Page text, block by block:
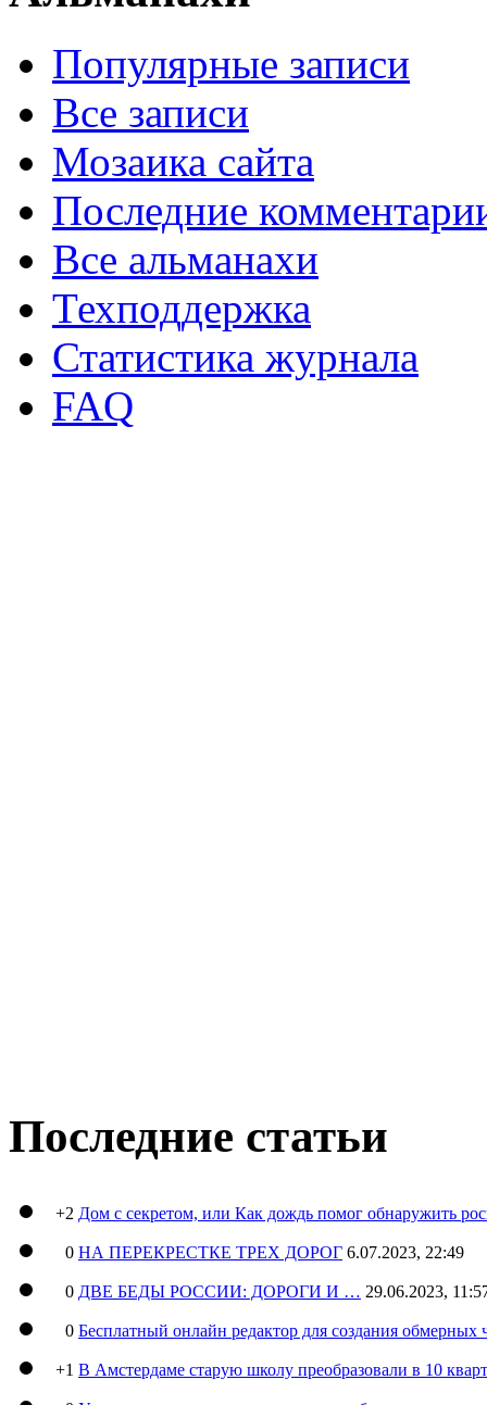
Популярные записи
Все записи
Мозаика сайта
Последние
Все альманахи
Техподдержка
Статистика журнала
FAQ
Последние статьи
+2 Дом с секретом, или Как дождь помог обнаружить
0 НА ПЕРЕКРЕСТКЕ ТРЕХ ДОРОГ 6.07.2023, 22:49
0 ДВЕ БЕДЫ РОССИИ: ДОРОГИ И … 29.06.2023,
0 Бесплатный онлайн редактор для создания обмерных
+1 В Амстердаме старую школу преобразовали в 10